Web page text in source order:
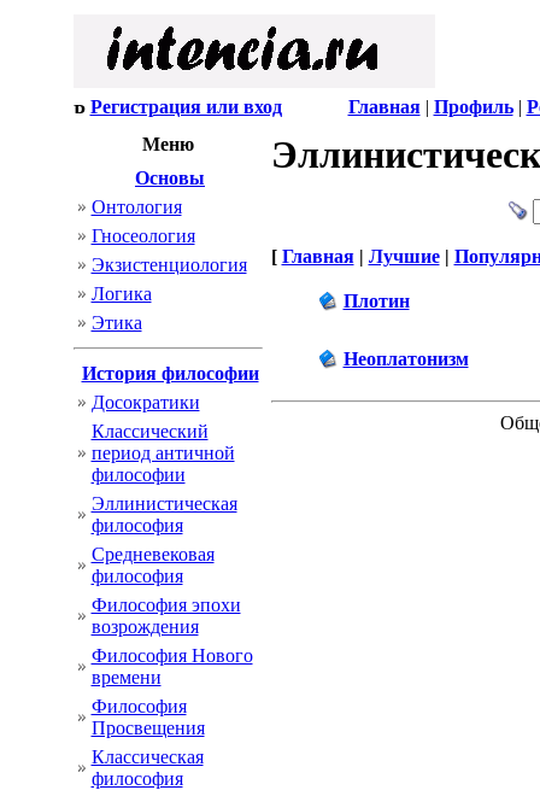
Регистрация или вход Главная| Профиль|
Меню
Основы
Онтология
Гносеология
Экзистенциология
Логика
Этика
История философии
Досократики
Классический
период античной
философии
Эллинистическая
философия
Cредневековая
философия
Философия эпохи
возрождения
Философия Нового
времени
Философия
Просвещения
Классическая
философия
[ Главная| Лучшие|
Плотин
Неоплатонизм